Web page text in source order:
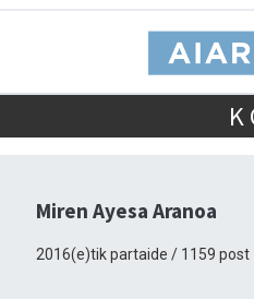
Miren Ayesa Aranoa
2016(e)tik partaide / 1159 post